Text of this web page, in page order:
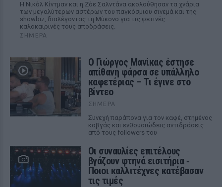
Η Νικόλ Κίντμαν και η Ζόε Σαλντάνα ακολούθησαν τα χνάρια
των μεγαλύτερων αστέρων του παγκόσμιου σινεμά και της
showbiz, διαλέγοντας τη Μύκονο για τις φετινές
καλοκαιρινές τους αποδράσεις.
ΣΉΜΕΡΑ
Ο Γιώργος Μανίκας έστησε
απίθανη φάρσα σε υπάλληλο
καφετέριας – Τι έγινε στο
βίντεο
ΣΉΜΕΡΑ
Συνεχή παράπονα για τον καφέ, στημένος
καβγάς και ενθουσιώδεις αντιδράσεις
από τους followers του
Οι συναυλίες επιτέλους
βγάζουν φτηνά εισιτήρια ‑
Ποιοι καλλιτέχνες κατέβασαν
τις τιμές